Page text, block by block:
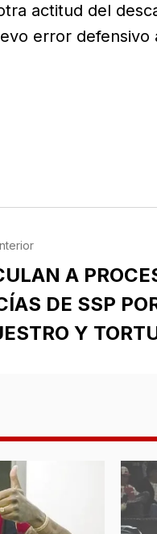
actitud del
error
A
DE SSP
Y